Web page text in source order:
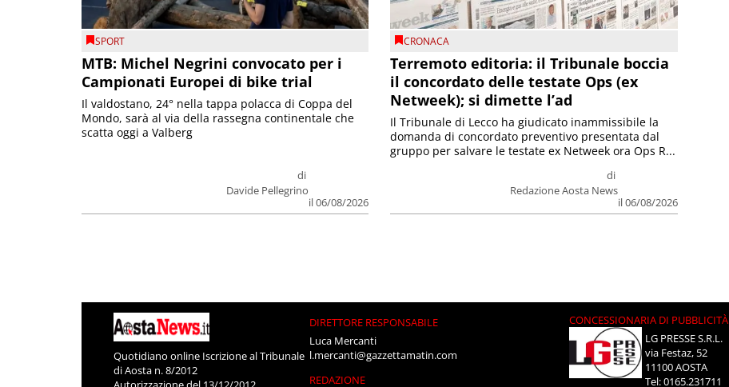
SPORT
MTB: Michel Negrini convocato per i
Campionati Europei di bike trial
di
Davide Pellegrino
il 06/08/2026
Il valdostano, 24° nella tappa polacca di Coppa del
Mondo, sarà al via della rassegna continentale che
scatta oggi a Valberg
CRONACA
Terremoto editoria: il Tribunale boccia
il concordato delle testate Ops (ex
Netweek); si dimette l’ad
di
Redazione Aosta News
il 06/08/2026
Il Tribunale di Lecco ha giudicato inammissibile la
domanda di concordato preventivo presentata dal
gruppo per salvare le testate ex Netweek ora Ops R...
Quotidiano online Iscrizione al Tribunale
di Aosta n. 8/2012
DIRETTORE RESPONSABILE
Luca Mercanti
l.mercanti@gazzettamatin.com
REDAZIONE
CONCESSIONARIA DI PUBBLICITÀ
LG PRESSE S.R.L.
via Festaz, 52
11100 AOSTA
Tel: 0165.231711